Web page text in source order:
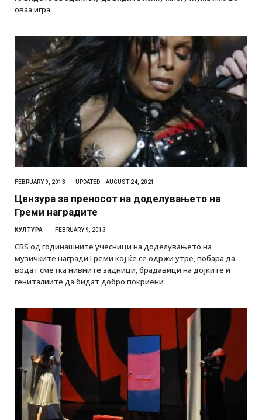
оваа игра.
FEBRUARY 9, 2013 UPDATED: AUGUST 24, 2021
Цензура за преносот на доделувањето на
Греми наградите
КУЛТУРА FEBRUARY 9, 2013
CBS од годинашните учесници на доделувањето на
музичките награди Греми кој ќе се одржи утре, побара да
водат сметка нивните задници, брадавици на дојките и
гениталиите да бидат добро покриени